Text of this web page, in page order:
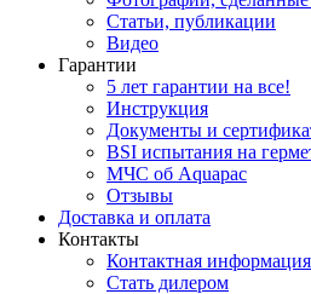
Статьи, публикации
Видео
Гарантии
5 лет гарантии на все!
Инструкция
Документы и
BSI испытания на
МЧС об Aquapac
Отзывы
Доставка и оплата
Контакты
Контактная информация
Стать дилером